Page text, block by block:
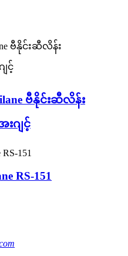
ဗီနိုင်းဆီလိန်း
ဂျင့်
RS-151